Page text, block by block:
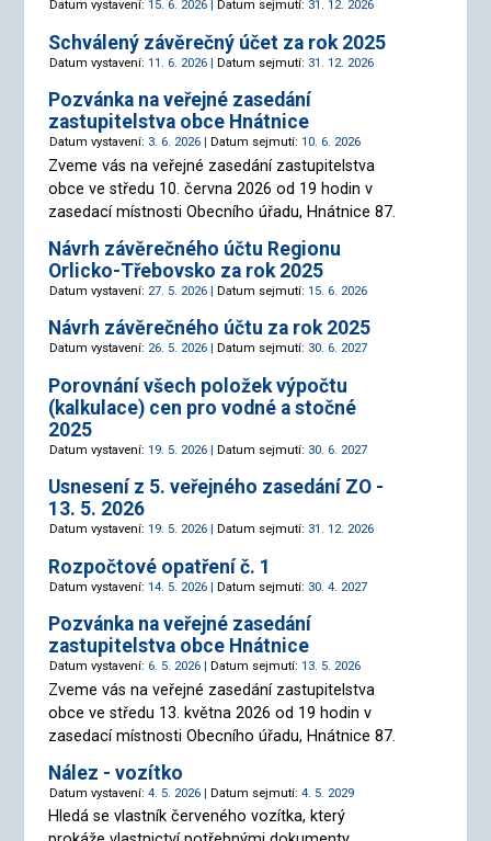
Datum vystavení: 15. 6. 2026 | Datum sejmutí: 31. 12. 2026
Schválený závěrečný účet za rok 2025
Datum vystavení: 11. 6. 2026 | Datum sejmutí: 31. 12. 2026
Pozvánka na veřejné zasedání
zastupitelstva obce Hnátnice
Datum vystavení: 3. 6. 2026 | Datum sejmutí: 10. 6. 2026
Zveme vás na veřejné zasedání zastupitelstva
obce ve středu 10. června 2026 od 19 hodin v
zasedací místnosti Obecního úřadu, Hnátnice 87.
Návrh závěrečného účtu Regionu
Orlicko-Třebovsko za rok 2025
Datum vystavení: 27. 5. 2026 | Datum sejmutí: 15. 6. 2026
Návrh závěrečného účtu za rok 2025
Datum vystavení: 26. 5. 2026 | Datum sejmutí: 30. 6. 2027
Porovnání všech položek výpočtu
(kalkulace) cen pro vodné a stočné
2025
Datum vystavení: 19. 5. 2026 | Datum sejmutí: 30. 6. 2027
Usnesení z 5. veřejného zasedání ZO -
13. 5. 2026
Datum vystavení: 19. 5. 2026 | Datum sejmutí: 31. 12. 2026
Rozpočtové opatření č. 1
Datum vystavení: 14. 5. 2026 | Datum sejmutí: 30. 4. 2027
Pozvánka na veřejné zasedání
zastupitelstva obce Hnátnice
Datum vystavení: 6. 5. 2026 | Datum sejmutí: 13. 5. 2026
Zveme vás na veřejné zasedání zastupitelstva
obce ve středu 13. května 2026 od 19 hodin v
zasedací místnosti Obecního úřadu, Hnátnice 87.
Nález - vozítko
Datum vystavení: 4. 5. 2026 | Datum sejmutí: 4. 5. 2029
Hledá se vlastník červeného vozítka, který